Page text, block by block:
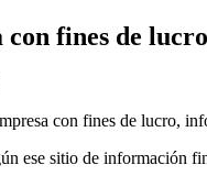
fines de lucro
con fines de lucro,
ese sitio de información